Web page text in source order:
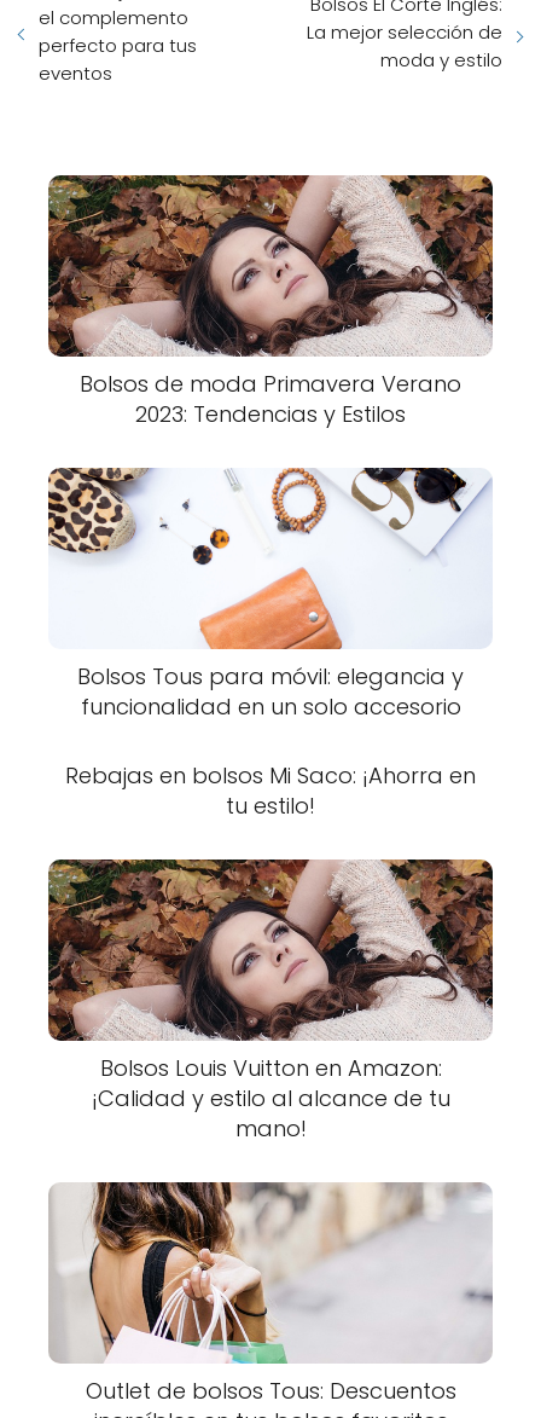
el complemento
perfecto para tus
eventos
La mejor selección de
moda y estilo
Bolsos de moda Primavera Verano
2023: Tendencias y Estilos
Bolsos Tous para móvil: elegancia y
funcionalidad en un solo accesorio
Rebajas en bolsos Mi Saco: ¡Ahorra en
tu estilo!
Bolsos Louis Vuitton en Amazon:
¡Calidad y estilo al alcance de tu
mano!
Outlet de bolsos Tous: Descuentos